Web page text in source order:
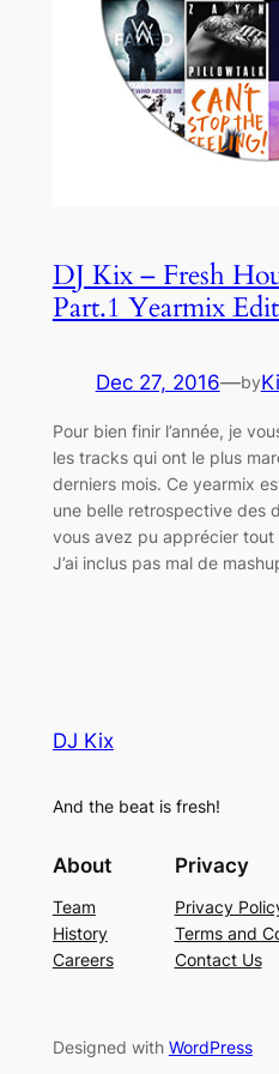
DJ Kix – Fresh
Part.1 Yearmix
Dec 27, 2016—by
Pour bien finir l’année, je
les tracks qui ont le plus
derniers mois. Ce yearmix
une belle retrospective des
vous avez pu apprécier
J’ai inclus pas mal de
DJ Kix
And the beat is fresh!
About
Team
History
Careers
Privacy
Privacy
Terms and
Contact Us
Designed with WordPress